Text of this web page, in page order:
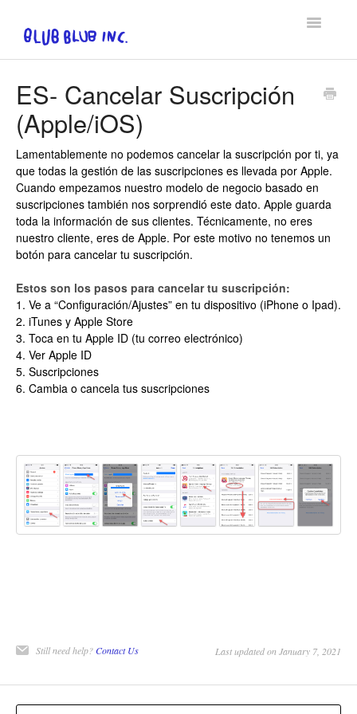
Toggle
Privacy Policy & EULA
Contact
ES- Cancelar Suscripción
(Apple/iOS)
Lamentablemente no podemos cancelar la suscripción por ti, ya
que todas la gestión de las suscripciones es llevada por Apple.
Cuando empezamos nuestro modelo de negocio basado en
suscripciones también nos sorprendió este dato. Apple guarda
toda la información de sus clientes. Técnicamente, no eres
nuestro cliente, eres de Apple. Por este motivo no tenemos un
botón para cancelar tu suscripción.
Estos son los pasos para cancelar tu suscripción:
1. Ve a “Configuración/Ajustes” en tu dispositivo (iPhone o Ipad).
2. iTunes y Apple Store
3. Toca en tu Apple ID (tu correo electrónico)
4. Ver Apple ID
5. Suscripciones
6. Cambia o cancela tus suscripciones
Still need help?Contact Us Last updated on January 7, 2021